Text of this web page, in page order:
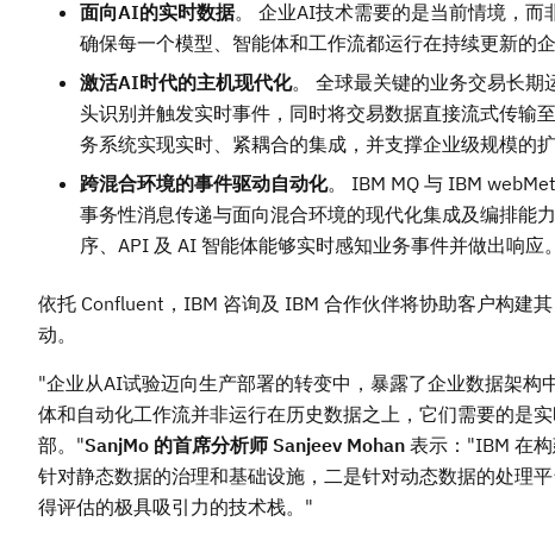
面向AI的实时数据。 企业AI技术需要的是当前情境，
确保每一个模型、智能体和工作流都运行在持续更新的
激活AI时代的主机现代化。 全球最关键的业务交易长期
头识别并触发实时事件，同时将交易数据直接流式传输
务系统实现实时、紧耦合的集成，并支撑企业级规模的扩
跨混合环境的事件驱动自动化。 IBM MQ 与 IBM
事务性消息传递与面向混合环境的现代化集成及编排能
序、API 及 AI 智能体能够实时感知业务事件并做出响应。
依托 Confluent，IBM 咨询及 IBM 合作伙伴将协助客户构建
动。
"企业从AI试验迈向生产部署的转变中，暴露了企业数据架
体和自动化工作流并非运行在历史数据之上，它们需要的是
部。"SanjMo 的首席分析师 Sanjeev Mohan 表示："IBM 在
针对静态数据的治理和基础设施，二是针对动态数据的处理
得评估的极具吸引力的技术栈。"